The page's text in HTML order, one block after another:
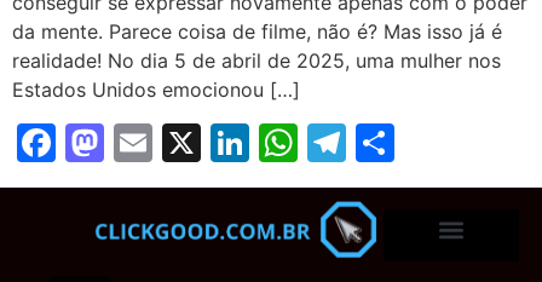
da mente. Parece coisa de filme, não é? Mas isso já é
realidade! No dia 5 de abril de 2025, uma mulher nos
Estados Unidos emocionou […]
Facebook
Mastodon
Email
X LinkedIn
WhatsApp
Telegram